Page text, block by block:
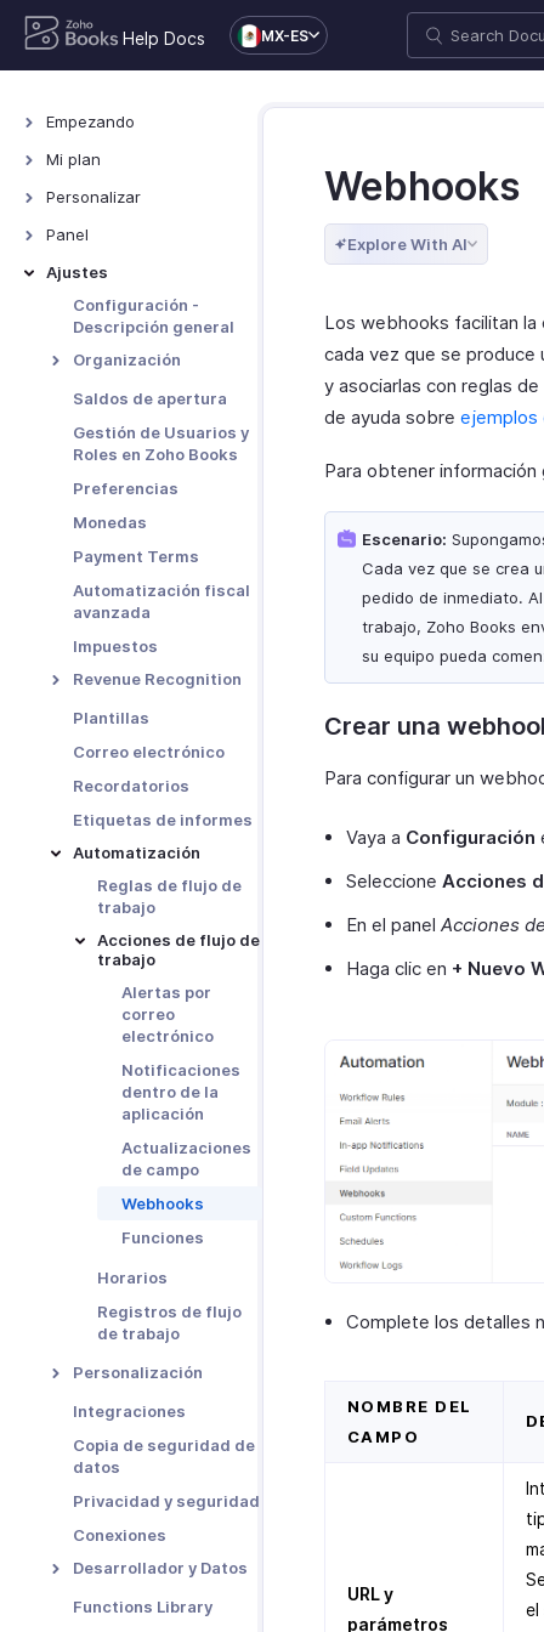
Help Docs MX-ES
Empezando
Welcome
Cómo funciona Zoho
Acceder a Zoho Books
Navigación por Zoho
Books
Keyboard Shortcuts
Mi plan
Planes para libros Zoho
Actualice su cuenta en
Detalles de la tarjeta y
la dirección
Historial de pagos
Actualice su cuenta
Personalizar
Visión de conjunto -
de correo electrónico
Cambiar contraseña
Cambiar tema
Agregar o quitar tu
logotipo
Eliminar Organización
Organización de la
licencia
Eliminar cuenta
Más acciones en tu
organización
Panel
Resumen - Inicio
Tableros
Personalizados
Ajustes
Configuración -
Descripción general
Organización
Perfil de
organización
Ubicaciones
Vista general -
básicas en las
Funciones en
para ubicaciones
Redes
Mapeo de dominios
Saldos de apertura
Gestión de Usuarios y
Roles en Zoho Books
Preferencias
Monedas
Payment Terms
Automatización fiscal
avanzada
Impuestos
Revenue Recognition
Overview - Revenue
Revenue
Recognition
Manual Revenue
Plantillas
Correo electrónico
Recordatorios
Etiquetas de informes
Automatización
Reglas de flujo de
trabajo
Acciones de flujo de
trabajo
Alertas por
correo
electrónico
Notificaciones
dentro de la
aplicación
Actualizaciones
de campo
Webhooks
Funciones
Horarios
Registros de flujo
de trabajo
Personalización
Bloqueo de
Registros
Custom Fields
Validation Rules
Custom Buttons
Related Lists
Integraciones
Copia de seguridad de
datos
Privacidad y seguridad
Conexiones
Desarrollador y Datos
API Usage
Functions Library
Webhooks
Explore With AI
Los webhooks facilitan la
cada vez que se produce
y asociarlas con reglas
de ayuda sobre ejemplos
Para obtener
Escenario:
Cada vez que se crea
pedido de inmediato.
trabajo, Zoho Books
su equipo pueda
Crear una
Para configurar un
Vaya a Configuración
Seleccione Acciones
En el panel Acciones
Haga clic en + Nuevo
Complete los detalles
NOMBRE DEL
CAMPO
URL y
parámetros
el